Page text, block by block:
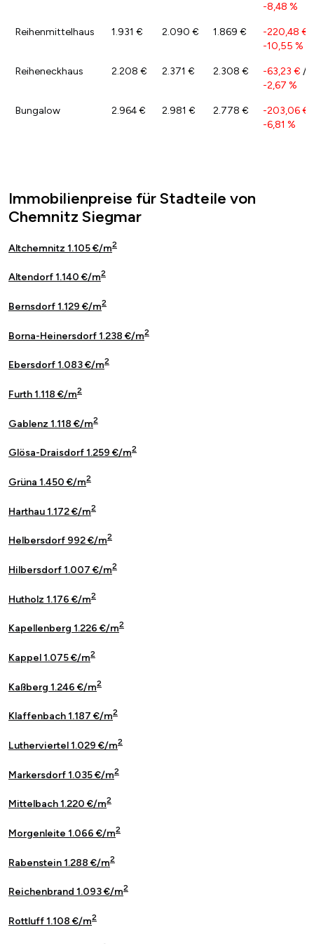
-8,48 %
Reihenmittelhaus 1.931 € 2.090 € 1.869 € -220,48 €
-10,55 %
Reiheneckhaus 2.208 € 2.371 € 2.308 € -63,23 € /
-2,67 %
Bungalow 2.964 € 2.981 € 2.778 € -203,06 €
-6,81 %
Immobilienpreise für Stadteile von
Chemnitz Siegmar
Altchemnitz 1.105 €/m2
Altendorf 1.140 €/m2
Bernsdorf 1.129 €/m2
Borna-Heinersdorf 1.238 €/m2
Ebersdorf 1.083 €/m2
Furth 1.118 €/m2
Gablenz 1.118 €/m2
Glösa-Draisdorf 1.259 €/m2
Grüna 1.450 €/m2
Harthau 1.172 €/m2
Helbersdorf 992 €/m2
Hilbersdorf 1.007 €/m2
Hutholz 1.176 €/m2
Kapellenberg 1.226 €/m2
Kappel 1.075 €/m2
Kaßberg 1.246 €/m2
Klaffenbach 1.187 €/m2
Lutherviertel 1.029 €/m2
Markersdorf 1.035 €/m2
Mittelbach 1.220 €/m2
Morgenleite 1.066 €/m2
Rabenstein 1.288 €/m2
Reichenbrand 1.093 €/m2
Rottluff 1.108 €/m2